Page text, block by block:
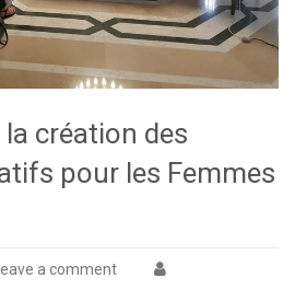
création des
pour les Femmes
a comment